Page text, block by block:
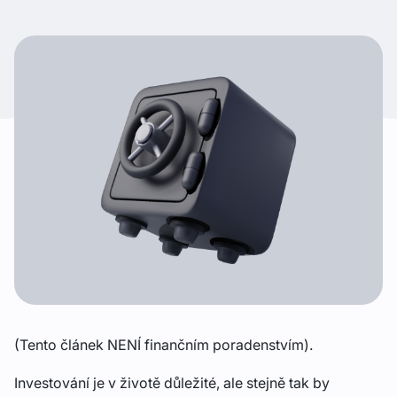
(Tento článek NENÍ finančním poradenstvím).
Investování je v životě důležité, ale stejně tak by